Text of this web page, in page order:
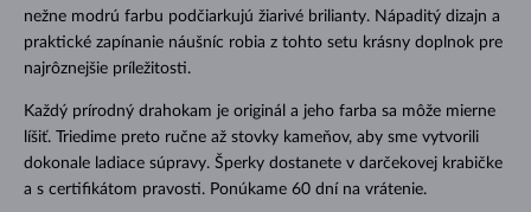
nežne modrú farbu podčiarkujú žiarivé brilianty. Nápaditý dizajn a
praktické zapínanie náušníc robia z tohto setu krásny doplnok pre
najrôznejšie príležitosti.
Každý prírodný drahokam je originál a jeho farba sa môže mierne
líšiť. Triedime preto ručne až stovky kameňov, aby sme vytvorili
dokonale ladiace súpravy. Šperky dostanete v darčekovej krabičke
a s certifikátom pravosti. Ponúkame 60 dní na vrátenie.